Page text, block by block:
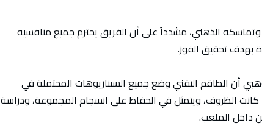
الذهني، مشدداً على أن الفريق يحترم جميع منافسيه
بهدف تحقيق الفوز.
أن الطاقم التقني وضع جميع السيناريوهات المحتملة في
كانت الظروف، ويتمثل في الحفاظ على انسجام المجموعة، ودراسة
داخل الملعب.